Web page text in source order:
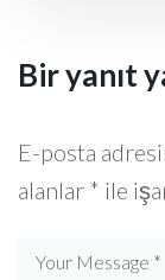
Bir yanıt
E-posta
alanlar * ile